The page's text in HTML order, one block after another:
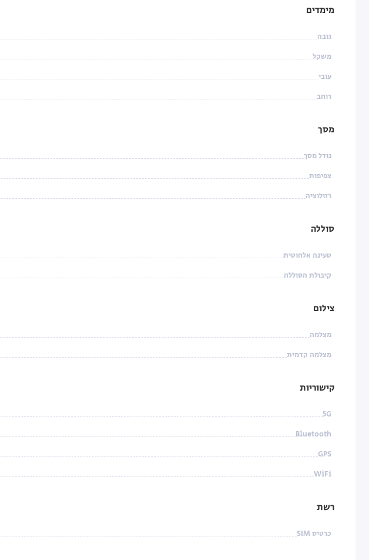
מימדים
גובה
משקל
עובי
רוחב
מסך
גודל מסך
צפיפות
רזולוציה
סוללה
טעינה אלחוטית
קיבולת הסוללה
צילום
מצלמה
מצלמה קדמית
קישוריות
5G
Bluetooth
GPS
WiFi
רשת
כרטיס SIM